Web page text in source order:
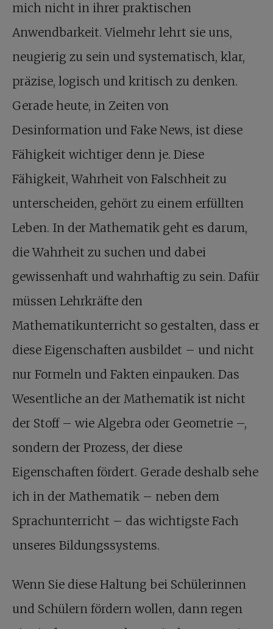
mich nicht in ihrer praktischen
Anwendbarkeit. Vielmehr lehrt sie uns,
neugierig zu sein und systematisch, klar,
präzise, logisch und kritisch zu denken.
Gerade heute, in Zeiten von
Desinformation und Fake News, ist diese
Fähigkeit wichtiger denn je. Diese
Fähigkeit, Wahrheit von Falschheit zu
unterscheiden, gehört zu einem erfüllten
Leben. In der Mathematik geht es darum,
die Wahrheit zu suchen und dabei
gewissenhaft und wahrhaftig zu sein. Dafür
müssen Lehrkräfte den
Mathematikunterricht so gestalten, dass er
diese Eigenschaften ausbildet – und nicht
nur Formeln und Fakten einpauken. Das
Wesentliche an der Mathematik ist nicht
der Stoff – wie Algebra oder Geometrie –,
sondern der Prozess, der diese
Eigenschaften fördert. Gerade deshalb sehe
ich in der Mathematik – neben dem
Sprachunterricht – das wichtigste Fach
unseres Bildungssystems.
Wenn Sie diese Haltung bei Schülerinnen
und Schülern fördern wollen, dann regen